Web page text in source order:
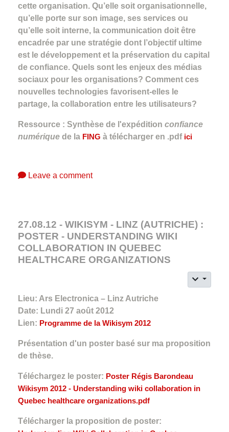
cette organisation. Qu’elle soit organisationnelle,
qu’elle porte sur son image, ses services ou
qu’elle soit interne, la communication doit être
encadrée par une stratégie dont l’objectif ultime
est le développement et la préservation du capital
de confiance. Quels sont les enjeux des médias
sociaux pour les organisations? Comment ces
nouvelles technologies favorisent-elles le
partage, la collaboration entre les utilisateurs?
Ressource : Synthèse de l'expédition confiance
numérique de la FING à télécharger en .pdf ici
Leave a comment
27.08.12 - WIKISYM - LINZ (AUTRICHE) :
POSTER - UNDERSTANDING WIKI
COLLABORATION IN QUEBEC
HEALTHCARE ORGANIZATIONS
Lieu: Ars Electronica – Linz Autriche
Date: Lundi 27 août 2012
Lien: Programme de la Wikisym 2012
Présentation d'un poster basé sur ma proposition
de thèse.
Téléchargez le poster: Poster Régis Barondeau
Wikisym 2012 - Understanding wiki collaboration in
Quebec healthcare organizations.pdf
Télécharger la proposition de poster: